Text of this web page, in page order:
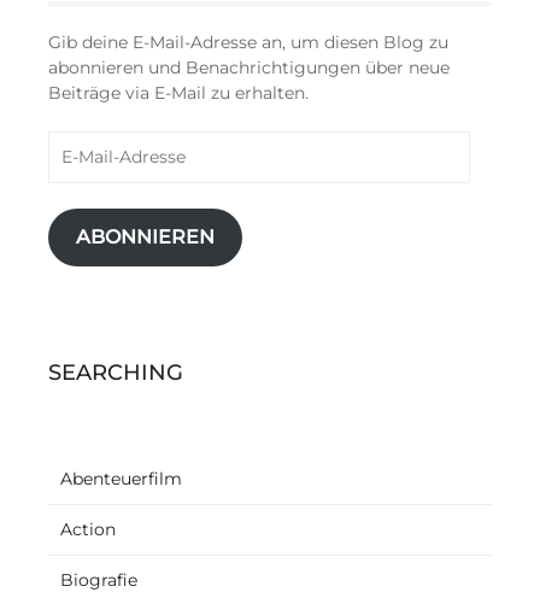
Gib deine E-Mail-Adresse an, um diesen Blog zu
abonnieren und Benachrichtigungen über neue
Beiträge via E-Mail zu erhalten.
Mail-
ABONNIEREN
SEARCHING
Abenteuerfilm
Action
Biografie